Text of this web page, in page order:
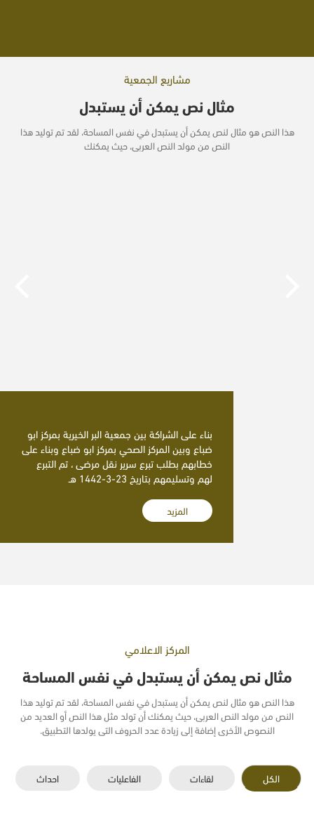
مشاريع الجمعية
مثال نص يمكن أن يستبدل
هذا النص هو مثال لنص يمكن أن يستبدل في نفس المساحة، لقد تم توليد هذا
النص من مولد النص العربى، حيث يمكنك
بناء على الشراكة بين جمعية البر الخيرية بمركز ابو
ضباع وبين المركز الصحي بمركز ابو ضباع وبناء على
خطابهم بطلب تبرع سرير نقل مرضى ، تم التبرع
لهم وتسليمهم بتاريخ 23-3-1442 هـ
المزيد
المركز الاعلامي
مثال نص يمكن أن يستبدل في نفس المساحة
هذا النص هو مثال لنص يمكن أن يستبدل في نفس المساحة، لقد تم توليد هذا
النص من مولد النص العربى، حيث يمكنك أن تولد مثل هذا النص أو العديد من
النصوص الأخرى إضافة إلى زيادة عدد الحروف التى يولدها التطبيق.
الكل لقاءات الفاعليات احداث